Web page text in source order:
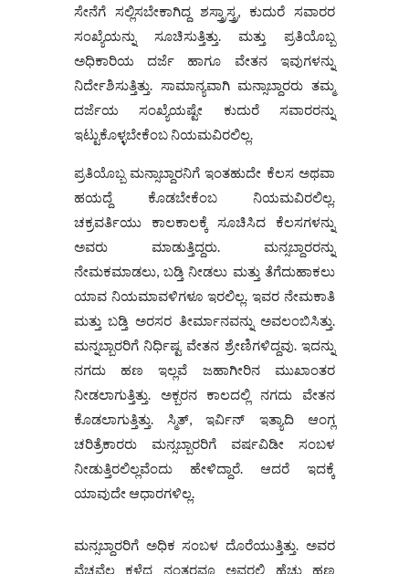
ಸೇನೆಗೆ ಸಲ್ಲಿಸಬೇಕಾಗಿದ್ದ ಶಸ್ತ್ರಾಸ್ತ್ರ, ಕುದುರೆ ಸವಾರರ
ಸಂಖ್ಯೆಯನ್ನು ಸೂಚಿಸುತ್ತಿತ್ತು. ಮತ್ತು ಪ್ರತಿಯೊಬ್ಬ
ಅಧಿಕಾರಿಯ ದರ್ಜೆ ಹಾಗೂ ವೇತನ ಇವುಗಳನ್ನು
ನಿರ್ದೇಶಿಸುತ್ತಿತ್ತು. ಸಾಮಾನ್ಯವಾಗಿ ಮನ್ಸಾಬ್ದಾರರು ತಮ್ಮ
ದರ್ಜೆಯ ಸಂಖ್ಯೆಯಷ್ಟೇ ಕುದುರೆ ಸವಾರರನ್ನು
ಇಟ್ಟುಕೊಳ್ಳಬೇಕೆಂಬ ನಿಯಮವಿರಲಿಲ್ಲ.
ಪ್ರತಿಯೊಬ್ಬ ಮನ್ಸಾಬ್ದಾರನಿಗೆ ಇಂತಹುದೇ ಕೆಲಸ ಅಥವಾ
ಹಯದ್ದೆ ಕೊಡಬೇಕೆಂಬ ನಿಯಮವಿರಲಿಲ್ಲ.
ಚಕ್ರವರ್ತಿಯು ಕಾಲಕಾಲಕ್ಕೆ ಸೂಚಿಸಿದ ಕೆಲಸಗಳನ್ನು
ಅವರು ಮಾಡುತ್ತಿದ್ದರು. ಮನ್ಸಬ್ದಾರರನ್ನು
ನೇಮಕಮಾಡಲು, ಬಡ್ತಿ ನೀಡಲು ಮತ್ತು ತೆಗೆದುಹಾಕಲು
ಯಾವ ನಿಯಮಾವಳಿಗಳೂ ಇರಲಿಲ್ಲ. ಇವರ ನೇಮಕಾತಿ
ಮತ್ತು ಬಡ್ತಿ ಅರಸರ ತೀರ್ಮಾನವನ್ನು ಅವಲಂಬಿಸಿತ್ತು.
ಮನ್ನಬ್ಬಾರರಿಗೆ ನಿರ್ಧಿಷ್ಟ ವೇತನ ಶ್ರೇಣಿಗಳಿದ್ದವು. ಇದನ್ನು
ನಗದು ಹಣ ಇಲ್ಲವೆ ಜಹಾಗೀರಿನ ಮುಖಾಂತರ
ನೀಡಲಾಗುತ್ತಿತ್ತು. ಅಕ್ಬರನ ಕಾಲದಲ್ಲಿ ನಗದು ವೇತನ
ಕೊಡಲಾಗುತ್ತಿತ್ತು. ಸ್ಮಿತ್, ಇರ್ವಿನ್ ಇತ್ಯಾದಿ ಆಂಗ್ಲ
ಚರಿತ್ರೆಕಾರರು ಮನ್ಸಬ್ಬಾರರಿಗೆ ವರ್ಷವಿಡೀ ಸಂಬಳ
ನೀಡುತ್ತಿರಲಿಲ್ಲವೆಂದು ಹೇಳಿದ್ದಾರೆ. ಆದರೆ ಇದಕ್ಕೆ
ಯಾವುದೇ ಆಧಾರಗಳಿಲ್ಲ.
ಮನ್ಸಬ್ದಾರರಿಗೆ ಅಧಿಕ ಸಂಬಳ ದೊರೆಯುತ್ತಿತ್ತು. ಅವರ
ವೆಚ್ಚವೆಲ್ಲ ಕಳೆದ ನಂತರವೂ ಅವರಲ್ಲಿ ಹೆಚ್ಚು ಹಣ